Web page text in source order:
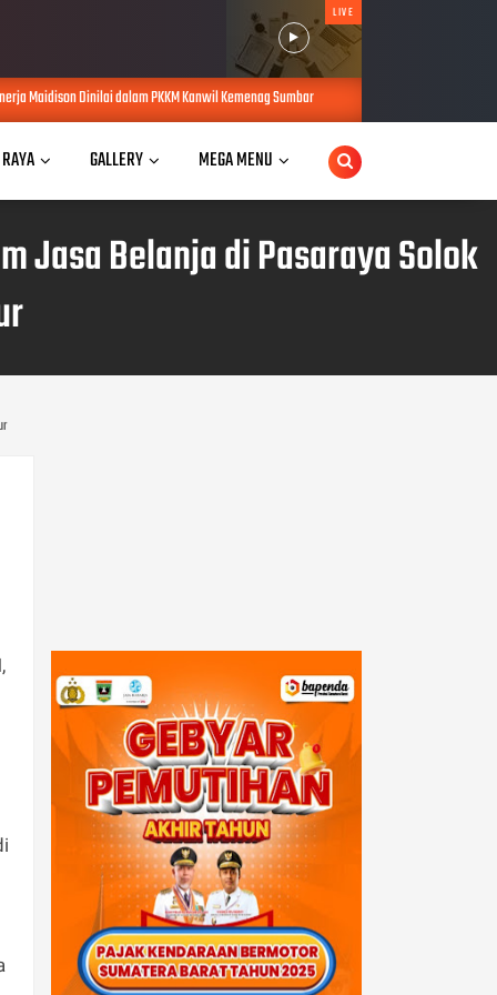
LIVE
PKKM Kanwil Kemenag Sumbar AUG 04, 2026
GALLERY MEGA MENU
Jasa Belanja di Pasaraya Solok